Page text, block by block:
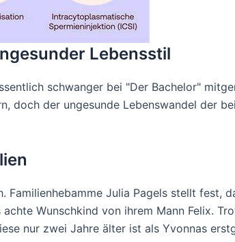
Lebensstil
schwanger bei "Der Bachelor"
doch der ungesunde Lebenswandel der
Familienhebamme Julia Pagels stellt fest,
Wunschkind von ihrem Mann Felix.
nur zwei Jahre älter ist als Yvonnas